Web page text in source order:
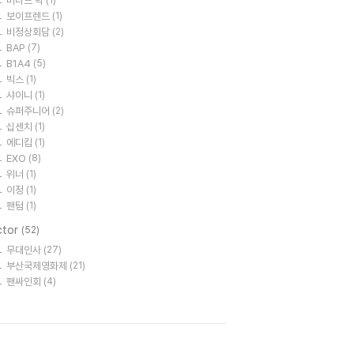
보이프렌드 (1)
비정상회담 (2)
BAP (7)
B1A4 (5)
빅스 (1)
샤이니 (1)
슈퍼주니어 (2)
십센치 (1)
에디킴 (1)
EXO (8)
위너 (1)
이정 (1)
팬텀 (1)
(52)
무대인사 (27)
부산국제영화제 (21)
팬싸인회 (4)